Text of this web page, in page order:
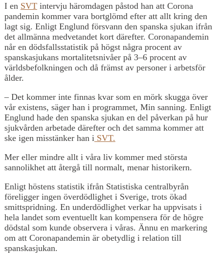
I en SVT intervju häromdagen påstod han att Corona
pandemin kommer vara bortglömd efter att allt kring den
lagt sig. Enligt Englund försvann den spanska sjukan ifrån
det allmänna medvetandet kort därefter. Coronapandemin
når en dödsfallsstatistik på högst några procent av
spanskasjukans mortalitetsnivåer på 3–6 procent av
världsbefolkningen och då främst av personer i arbetsför
ålder.
– Det kommer inte finnas kvar som en mörk skugga över
vår existens, säger han i programmet, Min sanning. Enligt
Englund hade den spanska sjukan en del påverkan på hur
sjukvården arbetade därefter och det samma kommer att
ske igen misstänker han i SVT.
Mer eller mindre allt i våra liv kommer med största
sannolikhet att återgå till normalt, menar historikern.
Enligt höstens statistik ifrån Statistiska centralbyrån
föreligger ingen överdödlighet i Sverige, trots ökad
smittspridning. En underdödlighet verkar ha uppvisats i
hela landet som eventuellt kan kompensera för de högre
dödstal som kunde observera i våras. Ännu en markering
om att Coronapandemin är obetydlig i relation till
spanskasjukan.